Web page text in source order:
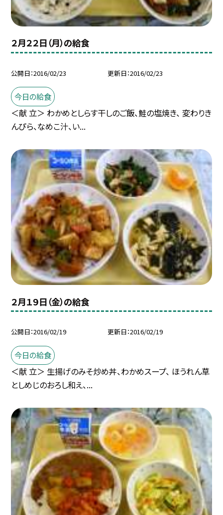
２月２２日（月）の給食
公開日 2016/02/23 更新日 2016/02/23
今日の給食
＜献 立＞ わかめとしらす干しのご飯、鮭の塩焼き、 変わりき
んぴら、なめこ汁、い...
２月１９日（金）の給食
公開日 2016/02/19 更新日 2016/02/19
今日の給食
＜献 立＞ 生揚げのみそ炒め丼、わかめスープ、 ほうれん草
としめじのおろし和え、...